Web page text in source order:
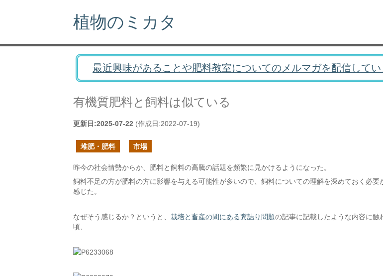
植物のミカタ
最近興味があることや肥料教室についてのメルマガを配信してい
有機質肥料と飼料は似ている
更新日:2025-07-22 (作成日:2022-07-19)
堆肥・肥料 市場
昨今の社会情勢からか、肥料と飼料の高騰の話題を頻繁に見かけるようになった。
飼料不足の方が肥料の方に影響を与える可能性が多いので、飼料についての理解を深めておく必要
感じた。
なぜそう感じるか？というと、 栽培と畜産の間にある糞詰り問題の記事に記載したような内容に触
頃、